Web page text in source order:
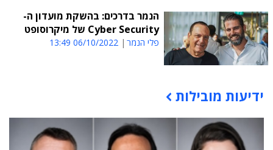
הנמר בדרכים: בהשקת מועדון ה-
Cyber Security של מיקרוסופט
פלי הנמר 06/10/2022 13:49
תוכן פרסומי
ידיעות מובילות